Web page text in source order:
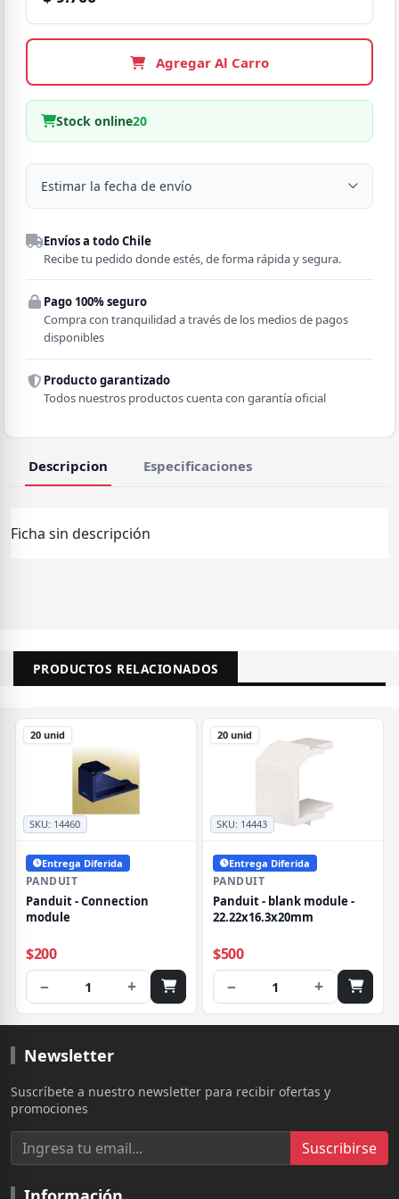
Agregar Al Carro
Stock online20
Estimar la fecha de envío
Región
Comuna
Envíos a todo Chile
Recibe tu pedido donde estés, de forma rápida y segura.
Pago 100% seguro
Compra con tranquilidad a través de los medios de pagos
disponibles
Producto garantizado
Todos nuestros productos cuenta con garantía oficial
Descripcion Especificaciones
Ficha sin descripción
PRODUCTOS RELACIONADOS
SKU: 14460
20 unid
Entrega Diferida
PANDUIT
Panduit - Connection
module
$200
− 1 +
SKU: 14443
20 unid
Entrega Diferida
PANDUIT
Panduit - blank module -
22.22x16.3x20mm
$500
− 1 +
Newsletter
Suscríbete a nuestro newsletter para recibir ofertas y
promociones
Suscribirse